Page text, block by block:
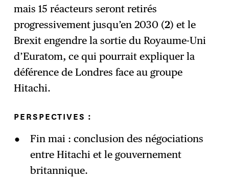
mais 15 réacteurs seront retirés
progressivement jusqu’en 2030 (2) et le
Brexit engendre la sortie du Royaume-Uni
d’Euratom, ce qui pourrait expliquer la
déférence de Londres face au groupe
Hitachi.
PERSPECTIVES :
Fin mai : conclusion des négociations
entre Hitachi et le gouvernement
britannique.